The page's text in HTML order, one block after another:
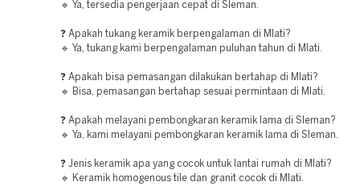
🔹 Ya, tersedia pengerjaan cepat di Sleman.
❓ Apakah tukang keramik berpengalaman di Mlati?
🔹 Ya, tukang kami berpengalaman puluhan tahun di Mlati.
❓ Apakah bisa pemasangan dilakukan bertahap di Mlati?
🔹 Bisa, pemasangan bertahap sesuai permintaan di Mlati.
❓ Apakah melayani pembongkaran keramik lama di Sleman?
🔹 Ya, kami melayani pembongkaran keramik lama di Sleman.
❓ Jenis keramik apa yang cocok untuk lantai rumah di Mlati?
🔹 Keramik homogenous tile dan granit cocok di Mlati.